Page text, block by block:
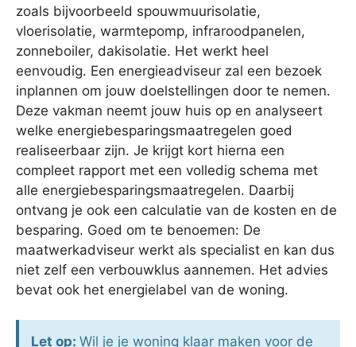
zoals bijvoorbeeld spouwmuurisolatie,
vloerisolatie, warmtepomp, infraroodpanelen,
zonneboiler, dakisolatie. Het werkt heel
eenvoudig. Een energieadviseur zal een bezoek
inplannen om jouw doelstellingen door te nemen.
Deze vakman neemt jouw huis op en analyseert
welke energiebesparingsmaatregelen goed
realiseerbaar zijn. Je krijgt kort hierna een
compleet rapport met een volledig schema met
alle energiebesparingsmaatregelen. Daarbij
ontvang je ook een calculatie van de kosten en de
besparing. Goed om te benoemen: De
maatwerkadviseur werkt als specialist en kan dus
niet zelf een verbouwklus aannemen. Het advies
bevat ook het energielabel van de woning.
Let op: Wil je je woning klaar maken voor de